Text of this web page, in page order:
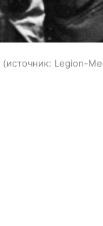
источник: Legion-